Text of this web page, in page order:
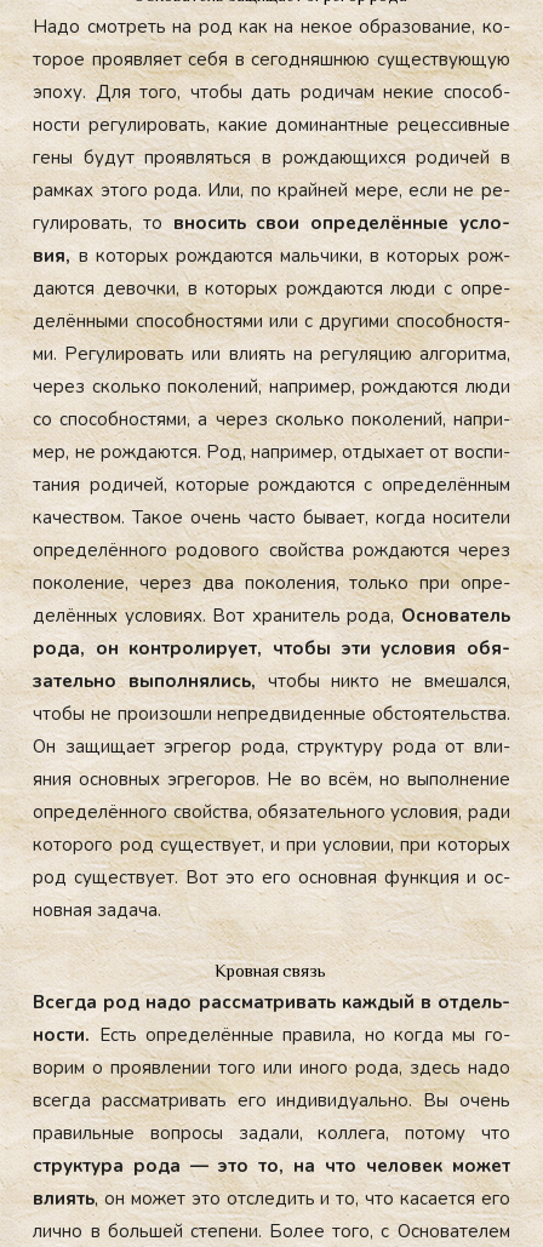
На­до смот­реть на род как на не­кое об­ра­зова­ние, ко­
торое про­яв­ля­ет се­бя в се­год­няшнюю су­щес­тву­ющую
эпо­ху. Для то­го, что­бы дать ро­дичам не­кие спо­соб­
ности ре­гули­ровать, ка­кие до­минан­тные ре­цес­сивные
ге­ны бу­дут про­яв­лять­ся в рож­да­ющих­ся ро­дичей в
рам­ках это­го ро­да. Или, по край­ней ме­ре, ес­ли не ре­
гули­ровать, товно­сить свои оп­ре­делён­ные ус­ло­
вия,в ко­торых рож­да­ют­ся маль­чи­ки, в ко­торых рож­
да­ют­ся де­воч­ки, в ко­торых рож­да­ют­ся лю­ди с оп­ре­
делён­ны­ми спо­соб­ностя­ми или с дру­гими спо­соб­ностя­
ми. Ре­гули­ровать или вли­ять на ре­гуля­цию ал­го­рит­ма,
че­рез сколь­ко по­коле­ний, нап­ри­мер, рож­да­ют­ся лю­ди
со спо­соб­ностя­ми, а че­рез сколь­ко по­коле­ний, нап­ри­
мер, не рож­да­ют­ся. Род, нап­ри­мер, от­ды­ха­ет от вос­пи­
тания ро­дичей, ко­торые рож­да­ют­ся с оп­ре­делён­ным
ка­чес­твом. Та­кое очень час­то бы­ва­ет, ког­да но­сите­ли
оп­ре­делён­но­го ро­дово­го свой­ства рож­да­ют­ся че­рез
по­коле­ние, че­рез два по­коле­ния, толь­ко при оп­ре­
делён­ных ус­ло­ви­ях. Вот хра­нитель ро­да,Ос­но­ватель
ро­да, он кон­тро­лиру­ет, что­бы эти ус­ло­вия обя­
затель­но вы­пол­ня­лись,что­бы ник­то не вме­шал­ся,
что­бы не про­изош­ли неп­редви­ден­ные об­сто­ятель­ства.
Он за­щища­ет эг­ре­гор ро­да, струк­ту­ру ро­да от вли­
яния ос­новных эг­ре­горов. Не во всём, но вы­пол­не­ние
оп­ре­делён­но­го свой­ства, обя­затель­но­го ус­ло­вия, ра­ди
ко­торо­го род су­щес­тву­ет, и при ус­ло­вии, при ко­торых
род су­щес­тву­ет. Вот это его ос­новная фун­кция и ос­
новная за­дача.
Кровная связь
Всег­да род на­до рас­смат­ри­вать каж­дый в от­дель­
нос­ти. Есть оп­ре­делён­ные пра­вила, но ког­да мы го­
ворим о про­яв­ле­нии то­го или ино­го ро­да, здесь на­до
всег­да рас­смат­ри­вать его ин­ди­виду­аль­но. Вы очень
пра­виль­ные воп­ро­сы за­дали, кол­ле­га, по­тому что
струк­ту­ра ро­да — это то, на что че­ловек мо­жет
вли­ять, он мо­жет это от­сле­дить и то, что ка­са­ет­ся его
лич­но в боль­шей сте­пени. Бо­лее то­го, с Ос­но­вате­лем